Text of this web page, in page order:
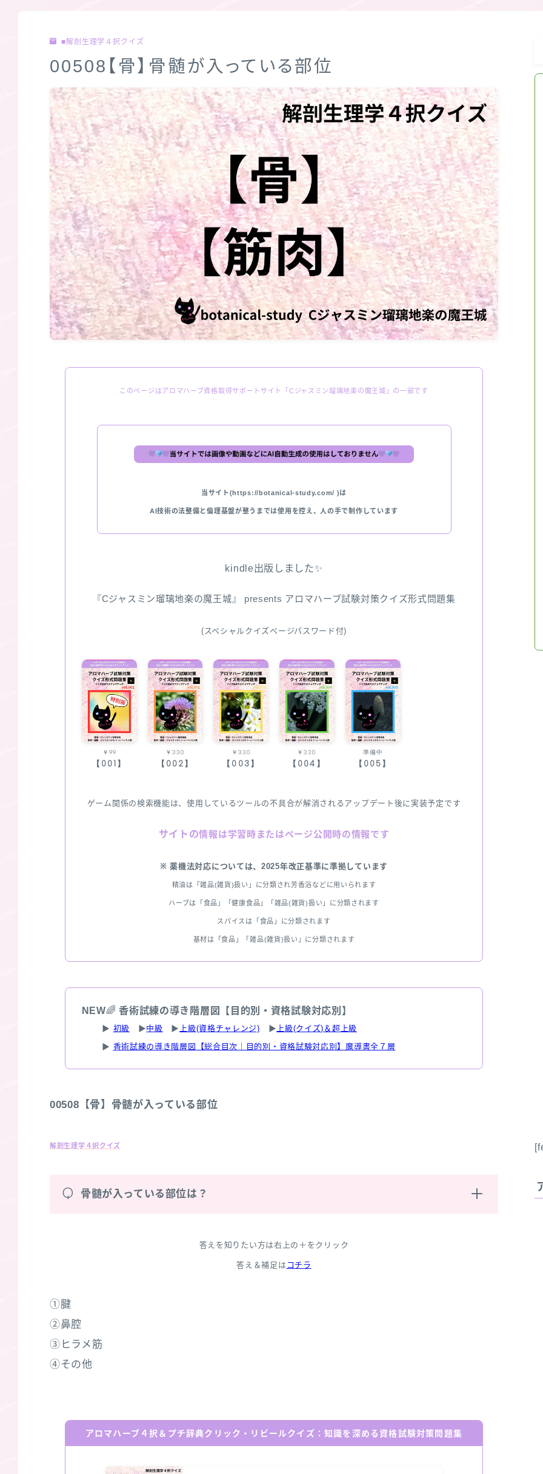
サイトマップ
■解剖生理学４択クイズ
00508【骨】骨髄が入っている部位
このページはアロマハーブ資格取得サポートサイト「Cジャスミン瑠璃地楽の魔王城」の一部です
当サイト(https://botanical-study.com/ )は
AI技術の法整備と倫理基盤が整うまでは使用を控え、人の手で制作しています
kindle出版しました✨
『Cジャスミン瑠璃地楽の魔王城』 presents アロマハーブ試験対策クイズ形式問題集
(スペシャルクイズページパスワード付)
￥99
【001】
￥330
【002】
￥330
【003】
￥330
【004】
準備中
【005】
ゲーム関係の検索機能は、使用しているツールの不具合が解消されるアップデート後に実装予定です
サイトの情報は学習時またはページ公開時の情報です
※ 薬機法対応については、2025年改正基準に準拠しています
精油は「雑品(雑貨)扱い」に分類され芳香浴などに用いられます
ハーブは「食品」「健康食品」「雑品(雑貨)扱い」に分類されます
スパイスは「食品」に分類されます
基材は「食品」「雑品(雑貨)扱い」に分類されます
NEW🌈香術試練の導き階層図【目的別・資格試験対応別】
▶ 初級 ▶中級 ▶ 上級(資格チャレンジ) ▶ 上級(クイズ)＆超上級
▶ 香術試練の導き階層図【総合目次｜目的別・資格試験対応別】魔導書全７層
00508【骨】骨髄が入っている部位
解剖生理学４択クイズ
Q 骨髄が入っている部位は？
答えを知りたい方は右上の＋をクリック
答え＆補足は コチラ
①腱
②鼻腔
③ヒラメ筋
④その他
アロマハーブ４択＆プチ辞典クリック・リビールクイズ：知識を深める資格試験対策問題集